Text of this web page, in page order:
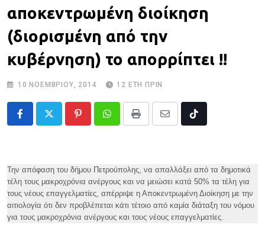
αποκεντρωμένη διοίκηση
(διορισμένη από την
κυβέρνηση) το απορρίπτει !!
10 ΝΟΕΜΒΡΊΟΥ, 2014 12 ΈΤΗ ΠΡΙΝ
PinterestWhatsappPrint
Share
Tiktok
Την απόφαση του δήμου Πετρούπολης, να απαλλάξει από τα δημοτικά
τέλη τους μακροχρόνια ανέργους και να μειώσει κατά 50% τα τέλη για
τους νέους επαγγελματίες, απέρριψε η Αποκεντρωμένη Διοίκηση με την
αιτιολογία ότι δεν προβλέπεται κάτι τέτοιο από καμία διάταξη του νόμου
για τους μακροχρόνια ανέργους και τους νέους επαγγελματίες.